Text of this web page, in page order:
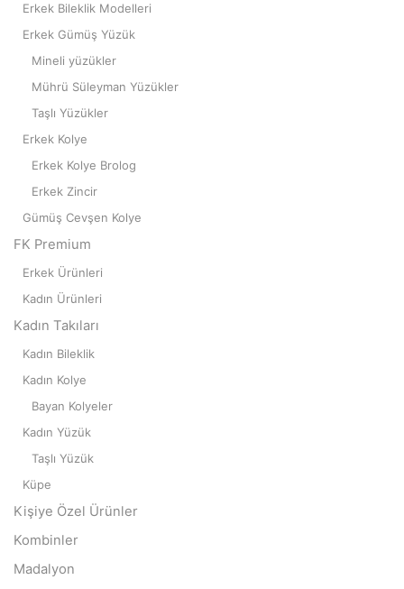
Erkek Bileklik Modelleri
Erkek Gümüş Yüzük
Mineli yüzükler
Mührü Süleyman Yüzükler
Taşlı Yüzükler
Erkek Kolye
Erkek Kolye Brolog
Erkek Zincir
Gümüş Cevşen Kolye
FK Premium
Erkek Ürünleri
Kadın Ürünleri
Kadın Takıları
Kadın Bileklik
Kadın Kolye
Bayan Kolyeler
Kadın Yüzük
Taşlı Yüzük
Küpe
Kişiye Özel Ürünler
Kombinler
Madalyon